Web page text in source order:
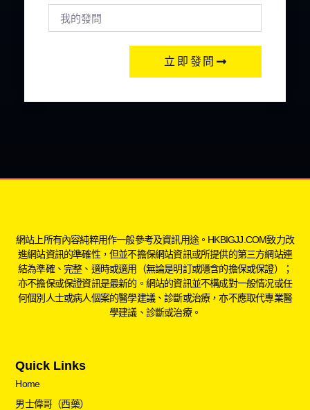
立即發問
網站上所有內容純粹用作一般參考及資訊用途。HKBIGJJ.COM致力改
進網站資訊的準確性，但並不擔保網站資訊或所提供的第三方網站連
結為準確、完整、適時或適用（無論是明訂或隱含的擔保或保證）；
亦不擔保或保證資訊是最新的。網站的資訊並不構成對一般情况或任
何個別人士或病人個案的醫學建議、診斷或治療，亦不應取代專業醫
學建議、診斷或治療。
Quick Links
Home
男士偉哥（西藥）